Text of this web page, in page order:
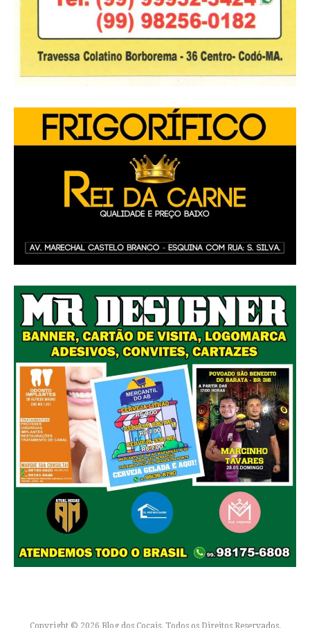
Copyright © 2026 Blog dos Cocais. Todos os Direitos Reservados.